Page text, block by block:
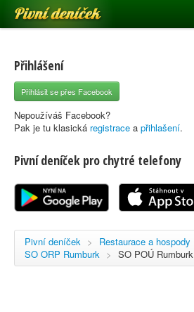
Pivní deníček
Pivní mapa
Pivní značky
Nápověda
Registrace
Přihlášení
Přihlásit se přes Facebook
Nepoužíváš Facebook?
Pak je tu klasická registrace a přihlašení.
Pivní deníček pro chytré telefony
Pivní deníček > Restaurace a hospody
SO ORP Rumburk > SO POÚ Rumburk